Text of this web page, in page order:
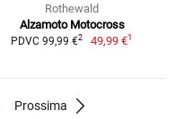
Rothewald
Alzamoto Motocross
PDVC 99,99 €2 49,99 €1
Prossima